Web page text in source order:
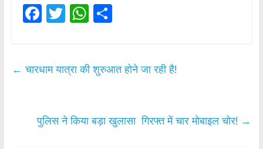
F
b
k
T
er
W
s
p
S
e
← चारधाम यात्रा की शुरुआत होने जा रही है!
पुलिस ने किया बड़ा खुलासा गिरफ्त में चार मोबाइल चोर! →